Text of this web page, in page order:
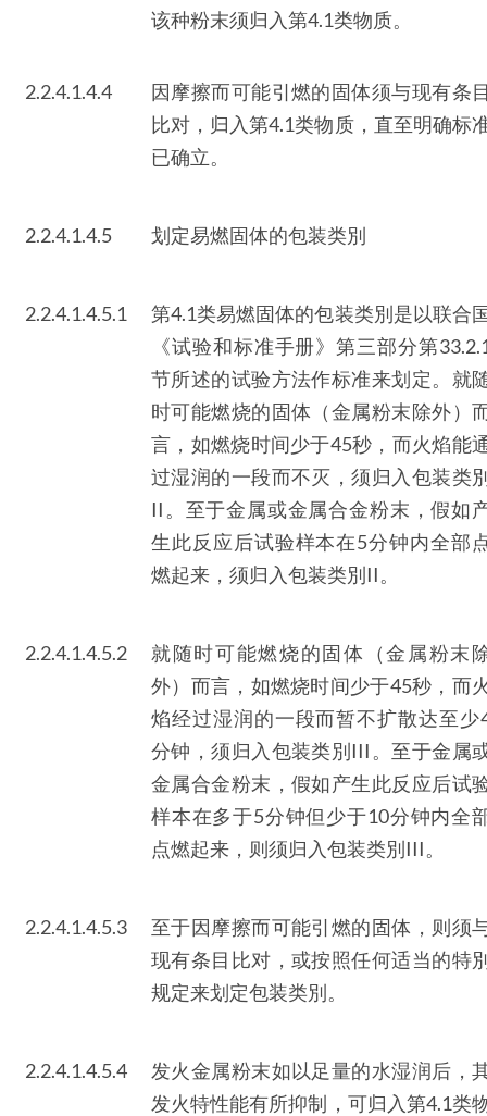
该种粉末须归入第4.1类物质。
2.2.4.1.4.4
因摩擦而可能引燃的固体须与现有条
比对，归入第4.1类物质，直至明确标
已确立。
2.2.4.1.4.5 划定易燃固体的包装类別
2.2.4.1.4.5.1
第4.1类易燃固体的包装类別是以联合
《试验和标准手册》第三部分第
节所述的试验方法作标准来划定。就
时可能燃烧的固体（金属粉末除外）
言，如燃烧时间少于45秒，而火焰能
过湿润的一段而不灭，须归入包装类
II。至于金属或金属合金粉末，假如
生此反应后试验样本在5分钟内全部
燃起来，须归入包装类別II。
2.2.4.1.4.5.2
就随时可能燃烧的固体（金属粉末
外）而言，如燃烧时间少于45秒，而
焰经过湿润的一段而暂不扩散达至少
分钟，须归入包装类別III。至于金属
金属合金粉末，假如产生此反应后试
样本在多于5分钟但少于10分钟内全
点燃起来，则须归入包装类別III。
2.2.4.1.4.5.3
至于因摩擦而可能引燃的固体，则须
现有条目比对，或按照任何适当的特
规定来划定包装类別。
2.2.4.1.4.5.4
发火金属粉末如以足量的水湿润后，
发火特性能有所抑制，可归入第4.1类